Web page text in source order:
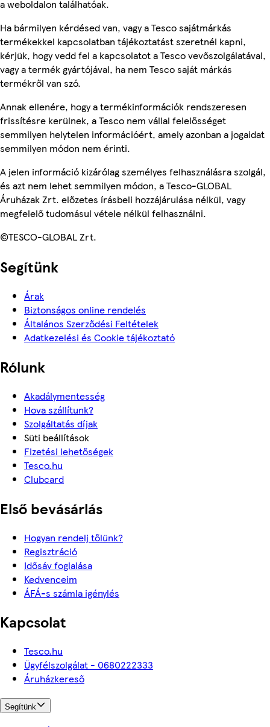
a weboldalon találhatóak.
Ha bármilyen kérdésed van, vagy a Tesco sajátmárkás
termékekkel kapcsolatban tájékoztatást szeretnél kapni,
kérjük, hogy vedd fel a kapcsolatot a Tesco vevőszolgálatával,
vagy a termék gyártójával, ha nem Tesco saját márkás
termékről van szó.
Annak ellenére, hogy a termékinformációk rendszeresen
frissítésre kerülnek, a Tesco nem vállal felelősséget
semmilyen helytelen információért, amely azonban a jogaidat
semmilyen módon nem érinti.
A jelen információ kizárólag személyes felhasználásra szolgál,
és azt nem lehet semmilyen módon, a Tesco-GLOBAL
Áruházak Zrt. előzetes írásbeli hozzájárulása nélkül, vagy
megfelelő tudomásul vétele nélkül felhasználni.
©TESCO-GLOBAL Zrt.
Segítünk
Árak
Biztonságos online rendelés
Általános Szerződési Feltételek
Adatkezelési és Cookie tájékoztató
Rólunk
Akadálymentesség
Hova szállítunk?
Szolgáltatás díjak
Süti beállítások
Fizetési lehetőségek
Tesco.hu
Clubcard
Első bevásárlás
Hogyan rendelj tőlünk?
Regisztráció
Idősáv foglalása
Kedvenceim
ÁFÁ-s számla igénylés
Kapcsolat
Tesco.hu
Ügyfélszolgálat - 0680222333
Áruházkereső
Segítünk